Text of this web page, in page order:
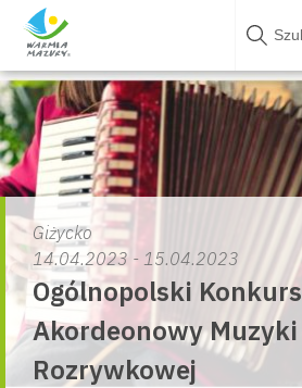
Skip
Giżycko
14.04.2023 - 15.04.2023
Ogólnopolski Konkurs
Akordeonowy Muzyki
Rozrywkowej